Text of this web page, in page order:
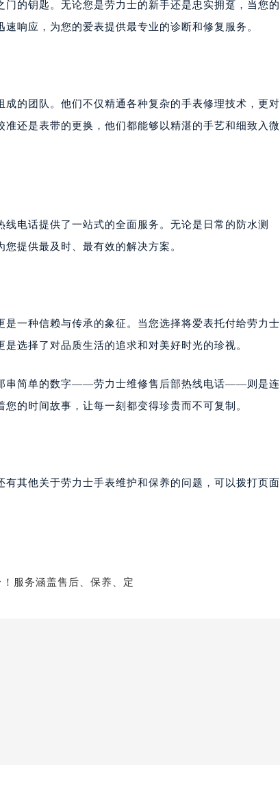
的钥匙。无论您是劳力士的新手还是忠实拥趸，当您的
响应，为您的爱表提供最专业的诊断和修复服务。
的团队。他们不仅精通各种复杂的手表修理技术，更对
还是表带的更换，他们都能够以精湛的手艺和细致入微
电话提供了一站式的全面服务。无论是日常的防水测
提供最及时、最有效的解决方案。
一种信赖与传承的象征。当您选择将爱表托付给劳力士
选择了对品质生活的追求和对美好时光的珍视。
串简单的数字——劳力士维修售后部热线电话——则是连
的时间故事，让每一刻都变得珍贵而不可复制。
有其他关于劳力士手表维护和保养的问题，可以拨打页面